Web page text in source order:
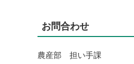
お問合わせ
農産部 担い手課